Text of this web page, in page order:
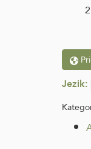
Jezik: